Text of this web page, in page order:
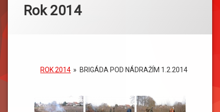
Rok 2014
ROK 2014 » BRIGÁDA POD NÁDRAŽÍM 1.2.2014